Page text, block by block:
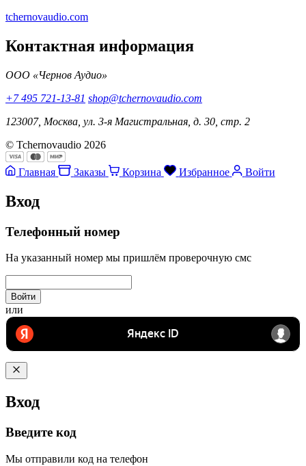
tchernovaudio.com
Контактная информация
ООО «Чернов Аудио»
+7 495 721-13-81 shop@tchernovaudio.com
123007, Москва, ул. 3-я Магистральная, д. 30, стр. 2
© Tchernovaudio 2026
Главная Заказы Корзина Избранное Войти
Вход
Телефонный номер
На указанный номер мы пришлём проверочную смс
Войти
или
Вход
Введите код
Мы отправили код на телефон